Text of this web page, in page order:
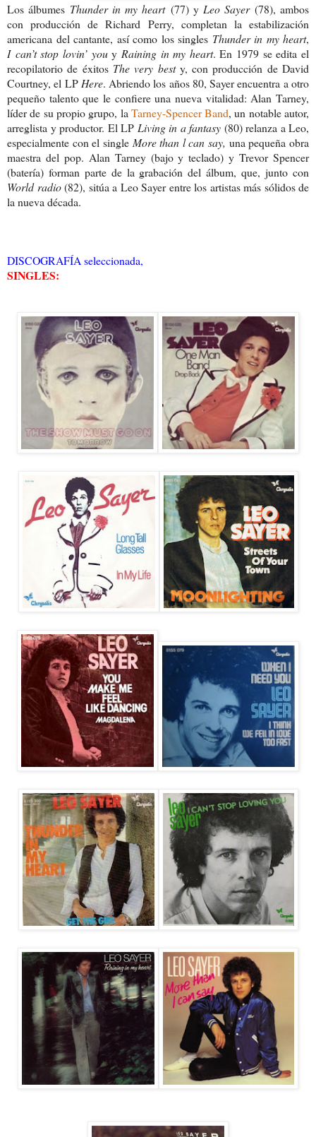
Los álbumes Thunder in my heart (77) y Leo Sayer(78), ambos
con producción de Richard Perry, completan la estabilización
americana del cantante, así como los singles Thunder in my heart,
I can’t stop lovin’ youy Raining in my heart. En 1979 se edita el
recopilatorio de éxitos The very besty, con producción de David
Courtney, el LP Here. Abriendo los años 80, Sayer encuentra a otro
pequeño talento que le confiere una nueva vitalidad: Alan Tarney,
líder de su propio grupo, la Tarney-Spencer Band, un notable autor,
arreglista y productor. El LP Living in a fantasy (80) relanza a Leo,
especialmente con el single More than l can say, una pequeña obra
maestra del pop. Alan Tarney (bajo y teclado) y Trevor Spencer
(batería) forman parte de la grabación del álbum, que, junto con
World radio(82), sitúa a Leo Sayer entre los artistas más sólidos de
la nueva década.
DISCOGRAFÍA seleccionada,
SINGLES: